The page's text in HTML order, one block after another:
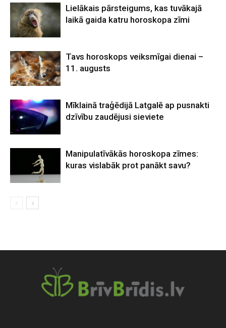
Lielākais pārsteigums, kas tuvākajā
laikā gaida katru horoskopa zīmi
Tavs horoskops veiksmīgai dienai –
11. augusts
Mīklainā traģēdijā Latgalē ap pusnakti
dzīvību zaudējusi sieviete
Manipulatīvākās horoskopa zīmes:
kuras vislabāk prot panākt savu?